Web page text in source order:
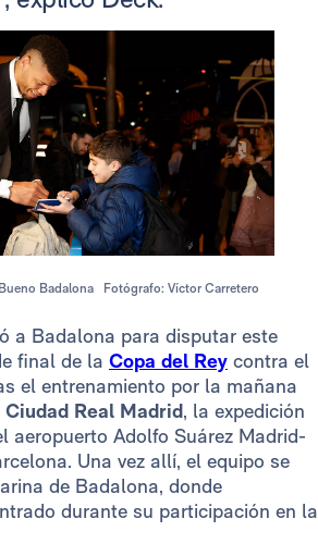
Badalona Fotógrafo: Víctor Carretero
a Badalona para disputar este
final de la Copa del Rey contra el
el entrenamiento por la mañana
Ciudad Real Madrid, la expedición
aeropuerto Adolfo Suárez Madrid-
Una vez allí, el equipo se
de Badalona, donde
durante su participación en la